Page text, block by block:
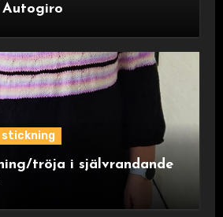
stickning
tröja i självrandande